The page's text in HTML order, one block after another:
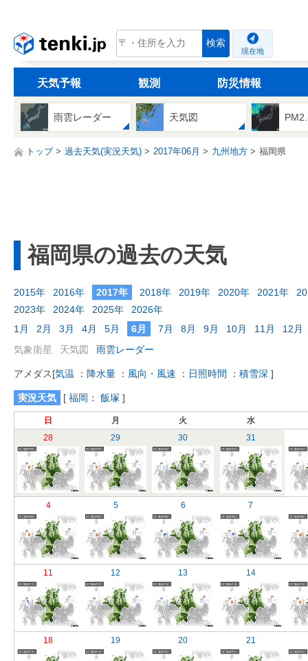
tenki.jp 検索
現在地
天気予報 観測 防災情報
雨雲レーダー 天気図
トップ 過去天気(実況天気) 2017年06月 九州地方 福岡県
福岡県の過去の天気
2015年 2016年 2017年 2018年 2019年 2020年 2021年
2023年
2024年 2025年
2026年
1月
2月 3月 4月 5月 6月 7月 8月 9月 10月 11月
12月
気象衛星
天気図 雨雲レーダー
アメダス[気温 ： 降水量 ： 風向・風速 ： 日照時間 ： 積雪深 ]
実況天気 [ 福岡 ： 飯塚 ]
日 月 火
水
28
29 30 31
4 5 6 7
11 12 13 14
18 19 20 21